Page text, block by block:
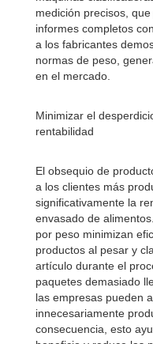
medición precisos,
informes completos
a los fabricantes
normas de peso,
en el mercado.
Minimizar el
rentabilidad
El obsequio de
a los clientes más
significativamente la
envasado de
por peso minimizan
productos al pesar y
artículo durante el
paquetes demasiado
las empresas pueden
innecesariamente
consecuencia, esto